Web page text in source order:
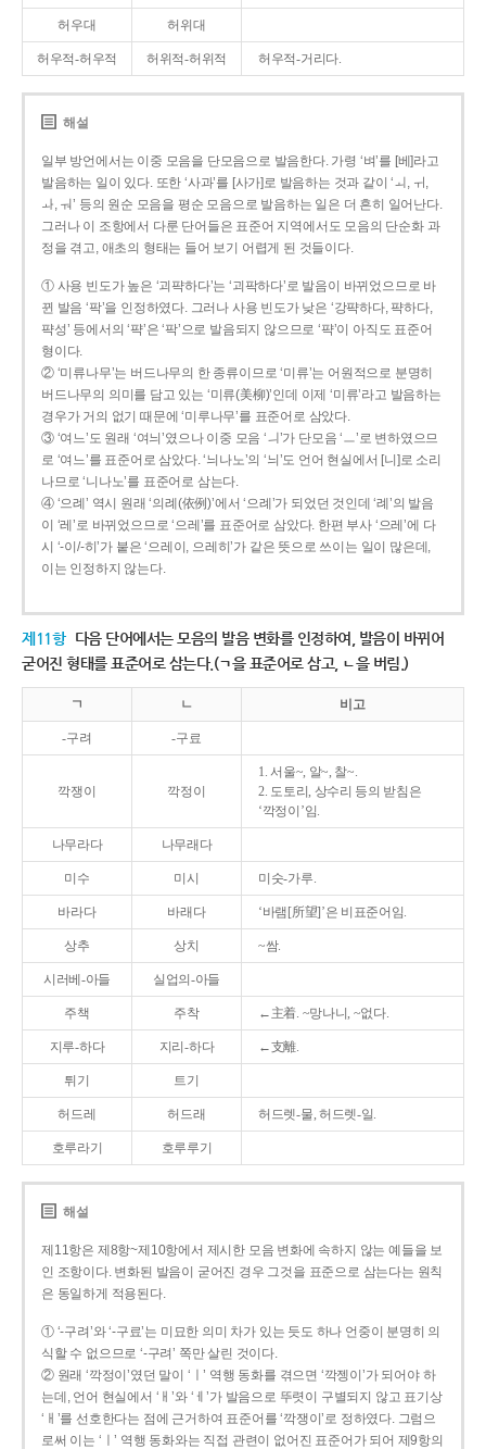
허우대 허위대
허우적-허우적 허위적-허위적 허우적-거리다.
해설
일부 방언에서는 이중 모음을 단모음으로 발음한다. 가령 ‘벼’를 [베]라고
발음하는 일이 있다. 또한 ‘사과’를 [사가]로 발음하는 것과 같이 ‘ㅚ, ㅟ,
ㅘ, ㅝ’ 등의 원순 모음을 평순 모음으로 발음하는 일은 더 흔히 일어난다.
그러나 이 조항에서 다룬 단어들은 표준어 지역에서도 모음의 단순화 과
정을 겪고, 애초의 형태는 들어 보기 어렵게 된 것들이다.
① 사용 빈도가 높은 ‘괴퍅하다’는 ‘괴팍하다’로 발음이 바뀌었으므로 바
뀐 발음 ‘팍’을 인정하였다. 그러나 사용 빈도가 낮은 ‘강퍅하다, 퍅하다,
퍅성’ 등에서의 ‘퍅’은 ‘팍’으로 발음되지 않으므로 ‘퍅’이 아직도 표준어
형이다.
② ‘미류나무’는 버드나무의 한 종류이므로 ‘미류’는 어원적으로 분명히
버드나무의 의미를 담고 있는 ‘미류(美柳)’인데 이제 ‘미류’라고 발음하는
경우가 거의 없기 때문에 ‘미루나무’를 표준어로 삼았다.
③ ‘여느’도 원래 ‘여늬’였으나 이중 모음 ‘ㅢ’가 단모음 ‘ㅡ’로 변하였으므
로 ‘여느’를 표준어로 삼았다. ‘늬나노’의 ‘늬’도 언어 현실에서 [니]로 소리
나므로 ‘니나노’를 표준어로 삼는다.
④ ‘으례’ 역시 원래 ‘의례(依例)’에서 ‘으례’가 되었던 것인데 ‘례’의 발음
이 ‘레’로 바뀌었으므로 ‘으레’를 표준어로 삼았다. 한편 부사 ‘으레’에 다
시 ‘-이/-히’가 붙은 ‘으레이, 으레히’가 같은 뜻으로 쓰이는 일이 많은데,
이는 인정하지 않는다.
제11항 다음 단어에서는 모음의 발음 변화를 인정하여, 발음이 바뀌어
굳어진 형태를 표준어로 삼는다.(ㄱ을 표준어로 삼고, ㄴ을 버림.)
ㄱ ㄴ 비고
-구려 -구료
깍쟁이 깍정이
1. 서울~, 알~, 찰~.
2. 도토리, 상수리 등의 받침은
‘깍정이’임.
나무라다 나무래다
미수 미시 미숫-가루.
바라다 바래다 ‘바램[所望]’은 비표준어임.
상추 상치 ~쌈.
시러베-아들 실업의-아들
주책 주착 ←主着. ~망나니, ~없다.
지루-하다 지리-하다 ←支離.
튀기 트기
허드레 허드래 허드렛-물, 허드렛-일.
호루라기 호루루기
해설
제11항은 제8항~제10항에서 제시한 모음 변화에 속하지 않는 예들을 보
인 조항이다. 변화된 발음이 굳어진 경우 그것을 표준으로 삼는다는 원칙
은 동일하게 적용된다.
① ‘-구려’와 ‘-구료’는 미묘한 의미 차가 있는 듯도 하나 언중이 분명히 의
식할 수 없으므로 ‘-구려’ 쪽만 살린 것이다.
② 원래 ‘깍정이’였던 말이 ‘ㅣ’ 역행 동화를 겪으면 ‘깍젱이’가 되어야 하
는데, 언어 현실에서 ‘ㅐ’와 ‘ㅔ’가 발음으로 뚜렷이 구별되지 않고 표기상
‘ㅐ’를 선호한다는 점에 근거하여 표준어를 ‘깍쟁이’로 정하였다. 그럼으
로써 이는 ‘ㅣ’ 역행 동화와는 직접 관련이 없어진 표준어가 되어 제9항의